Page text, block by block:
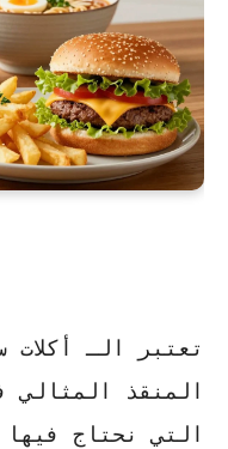
تعتبر الـ أكلات
المنقذ المثالي
التي نحتاج